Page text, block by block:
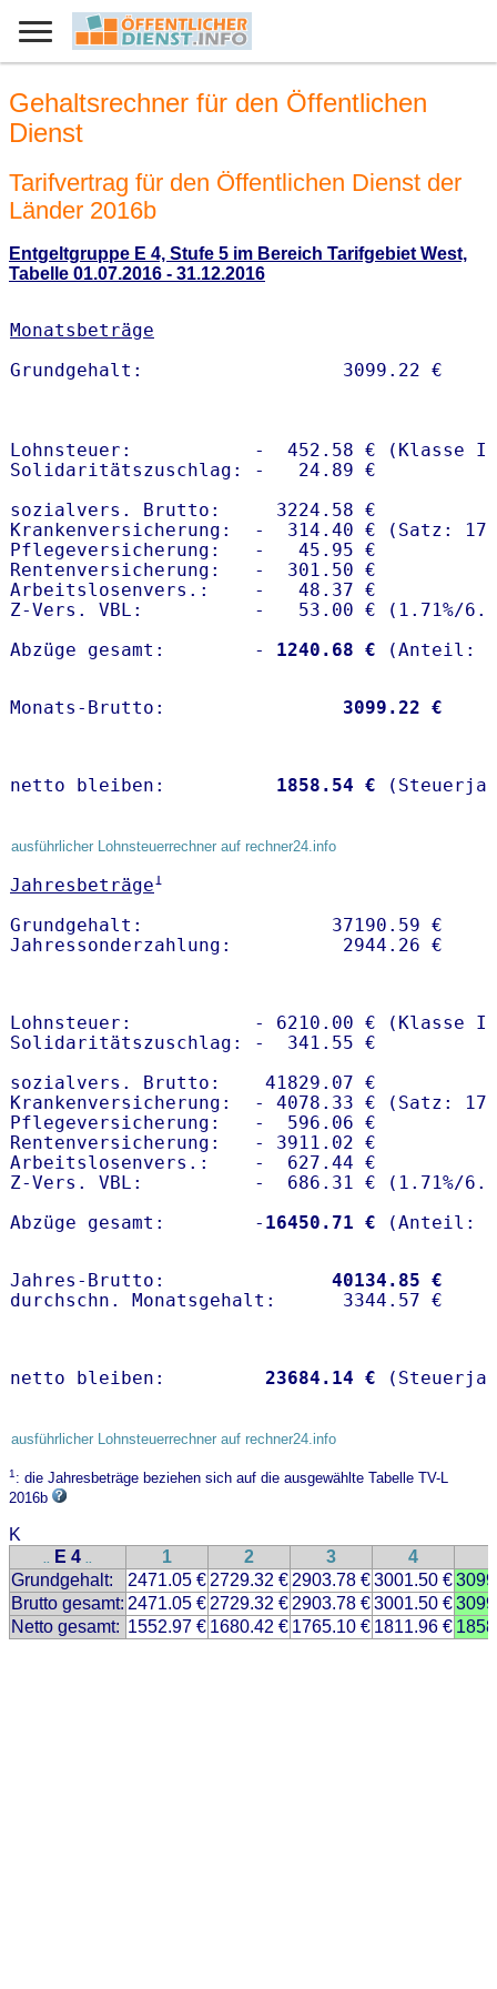
Gehaltsrechner für den Öffentlichen
Dienst
Tarifvertrag für den Öffentlichen Dienst der
Länder 2016b
Entgeltgruppe E 4, Stufe 5 im Bereich Tarifgebiet West,
Tabelle 01.07.2016 - 31.12.2016
Monatsbeträge
Lohnsteuer:           -  452.58 € (Klasse I)
Solidaritätszuschlag: -   24.89 €
sozialvers. Brutto:     3224.58 €
Krankenversicherung:  -  314.40 € (Satz:
Pflegeversicherung:   -   45.95 €
Rentenversicherung:   -  301.50 €
Arbeitslosenvers.:    -   48.37 €
Z-Vers. VBL:          -   53.00 € ( 1.71%/
Abzüge gesamt:        -
1240.68 €
Monats-Brutto: 3099.22 €
netto bleiben: 1858.54 €
ausführlicher Lohnsteuerrechner auf rechner24.info
Jahresbeträge1
Grundgehalt:                 37190.59 €
Lohnsteuer:           - 6210.00 € (Klasse I)
Solidaritätszuschlag: -  341.55 €
sozialvers. Brutto:    41829.07 €
Krankenversicherung:  - 4078.33 € (Satz:
Pflegeversicherung:   -  596.06 €
Rentenversicherung:   - 3911.02 €
Arbeitslosenvers.:    -  627.44 €
Z-Vers. VBL:          -  686.31 € ( 1.71%/
Abzüge gesamt:        - 16450.71 €
Jahres-Brutto: 40134.85 €
netto bleiben: 23684.14 €
ausführlicher Lohnsteuerrechner auf rechner24.info
1: die Jahresbeträge beziehen sich auf die ausgewählte Tabelle TV-L
2016b
K
.. E 4 .. 1 2 3 4
Grundgehalt:
2471.05 € 2729.32 € 2903.78 €3001.50 €
Brutto gesamt: 2471.05 € 2729.32 € 2903.78 €3001.50 €
Netto gesamt: 1552.97 € 1680.42 € 1765.10 € 1811.96 €